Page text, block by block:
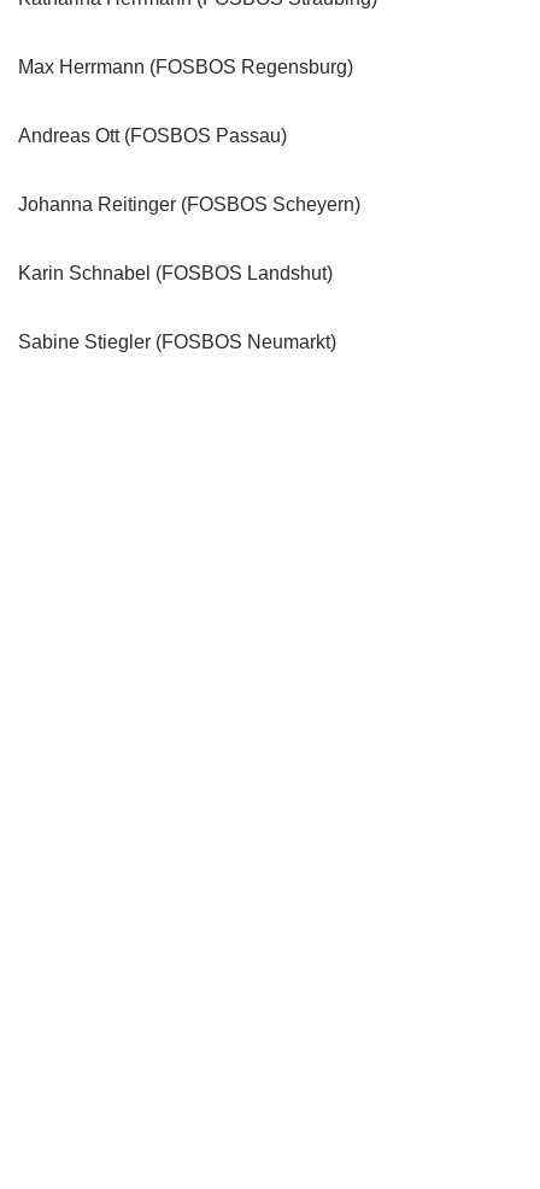
Max Herrmann (FOSBOS Regensburg)
Andreas Ott (FOSBOS Passau)
Johanna Reitinger (FOSBOS Scheyern)
Karin Schnabel (FOSBOS Landshut)
Sabine Stiegler (FOSBOS Neumarkt)